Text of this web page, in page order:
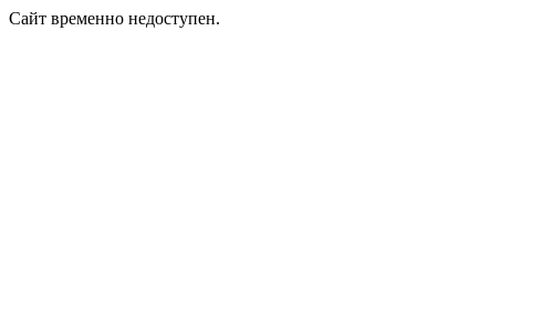
Сайт временно недоступен.